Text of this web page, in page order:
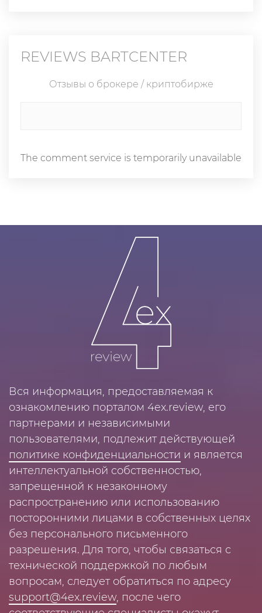
REVIEWS BARTCENTER
Отзывы о брокере / криптобирже
The comment service is temporarily unavailable
Вся информация, предоставляемая к
ознакомлению порталом 4ex.review, его
партнерами и независимыми
пользователями, подлежит действующей
политике конфиденциальности и является
интеллектуальной собственностью,
запрещенной к незаконному
распространению или использованию
посторонними лицами в собственных целях
без персонального письменного
разрешения. Для того, чтобы связаться с
технической поддержкой по любым
вопросам, следует обратиться по адресу
support@4ex.review, после чего